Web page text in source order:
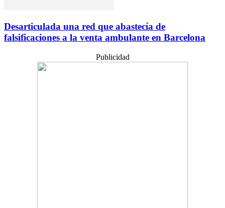
Desarticulada una red que abastecía de
falsificaciones a la venta ambulante en Barcelona
Publicidad